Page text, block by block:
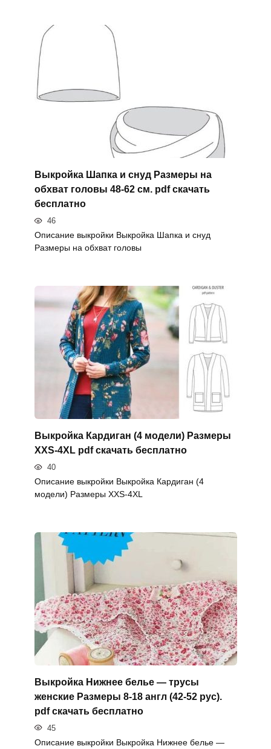
Выкройка Шапка и снуд Размеры на
обхват головы 48-62 см. pdf скачать
бесплатно
46
Описание выкройки Выкройка Шапка и снуд
Размеры на обхват головы
Выкройка Кардиган (4 модели) Размеры
XXS-4XL pdf скачать бесплатно
40
Описание выкройки Выкройка Кардиган (4
модели) Размеры XXS-4XL
Выкройка Нижнее белье — трусы
женские Размеры 8-18 англ (42-52 рус).
pdf скачать бесплатно
45
Описание выкройки Выкройка Нижнее белье —